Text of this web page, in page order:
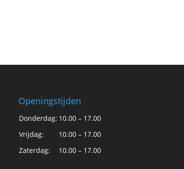
Openingstijden
Donderdag: 10.00 – 17.00
Vrijdag:
10.00 – 17.00
Zaterdag:
10.00 – 17.00